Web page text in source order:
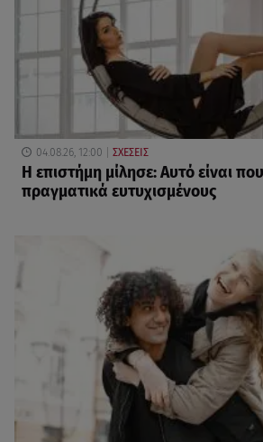
04.08.26, 12:00 ΣΧΕΣΕΙΣ
Η επιστήμη μίλησε: Αυτό είναι
πραγματικά ευτυχισμένους